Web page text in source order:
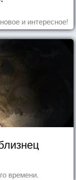
и интересное!
времени.